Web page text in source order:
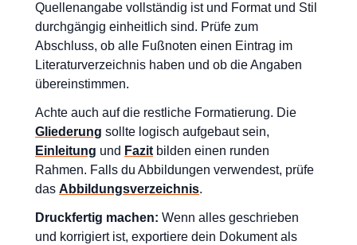
Quellenangabe vollständig ist und Format und Stil
durchgängig einheitlich sind. Prüfe zum
Abschluss, ob alle Fußnoten einen Eintrag im
Literaturverzeichnis haben und ob die Angaben
übereinstimmen.
Achte auch auf die restliche Formatierung. Die
Gliederung sollte logisch aufgebaut sein,
Einleitung und Fazit bilden einen runden
Rahmen. Falls du Abbildungen verwendest, prüfe
das Abbildungsverzeichnis.
Druckfertig machen: Wenn alles geschrieben
und korrigiert ist, exportiere dein Dokument als